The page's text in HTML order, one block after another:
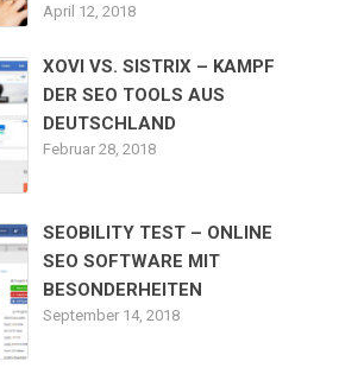
April 12, 2018
XOVI VS. SISTRIX – KAMPF
DER SEO TOOLS AUS
DEUTSCHLAND
Februar 28, 2018
SEOBILITY TEST – ONLINE
SEO SOFTWARE MIT
BESONDERHEITEN
September 14, 2018